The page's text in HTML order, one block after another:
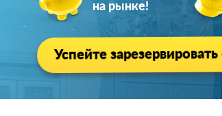
на рынке!
Успейте